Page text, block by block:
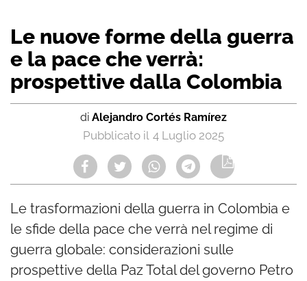
Le nuove forme della guerra
e la pace che verrà:
prospettive dalla Colombia
di Alejandro Cortés Ramírez
4 Luglio 2025
Le trasformazioni della guerra in Colombia e
le sfide della pace che verrà nel regime di
guerra globale: considerazioni sulle
prospettive della Paz Total del governo Petro